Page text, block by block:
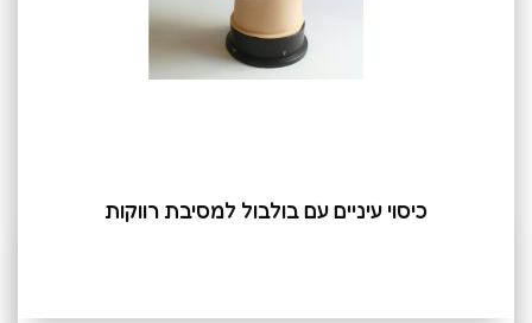
כיסוי עיניים עם בולבול למסיבת רווקות